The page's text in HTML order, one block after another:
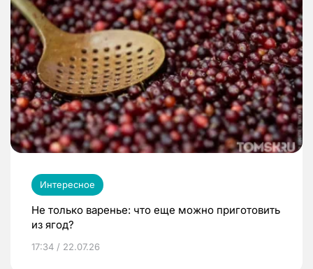
Интересное
Не только варенье: что еще можно приготовить
из ягод?
17:34 / 22.07.26